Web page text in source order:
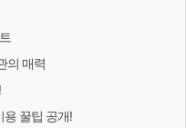
의 매력
용 꿀팁 공개!